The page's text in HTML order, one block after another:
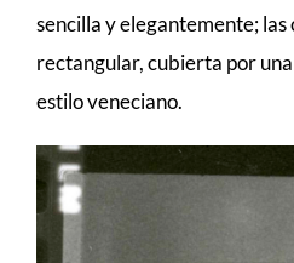
sencilla y elegantemente; las
rectangular, cubierta por
estilo veneciano.